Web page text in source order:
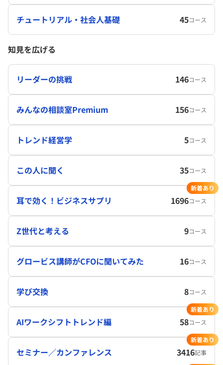
チュートリアル・社会人基礎 45コース
知見を広げる
リーダーの挑戦 146コース
みんなの相談室Premium 156コース
トレンド経営学 5コース
この人に聞く 35コース
耳で効く！ビジネスサプリ 1696コース
新着あり
Z世代と考える 9コース
グロービス講師がCFOに聞いてみた 16コース
学び交換 8コース
AIワークシフトトレンド編 58コース
新着あり
セミナー／カンファレンス 3416記事
新着あり